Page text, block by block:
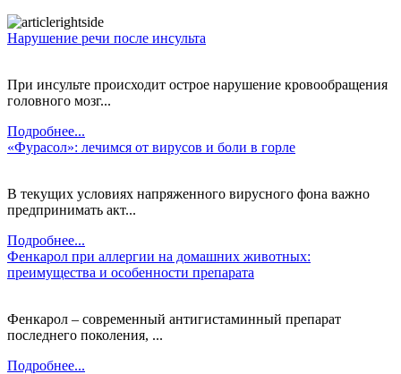
Нарушение речи после инсульта
При инсульте происходит острое нарушение кровообращения
головного мозг...
Подробнее...
«Фурасол»: лечимся от вирусов и боли в горле
В текущих условиях напряженного вирусного фона важно
предпринимать акт...
Подробнее...
Фенкарол при аллергии на домашних животных:
преимущества и особенности препарата
Фенкарол – современный антигистаминный препарат
последнего поколения, ...
Подробнее...